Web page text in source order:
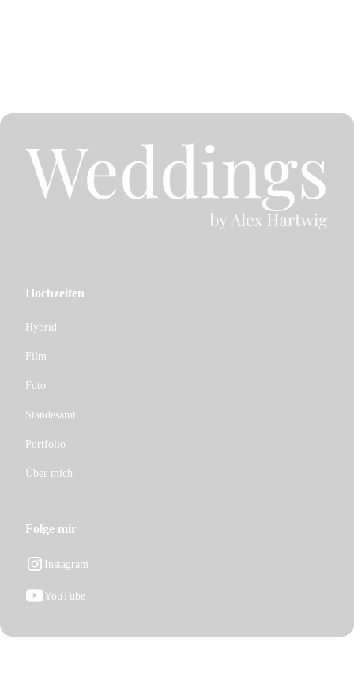
Hochzeiten
Hybrid
Film
Foto
Standesamt
Portfolio
Über mich
Folge mir
Instagram
YouTube